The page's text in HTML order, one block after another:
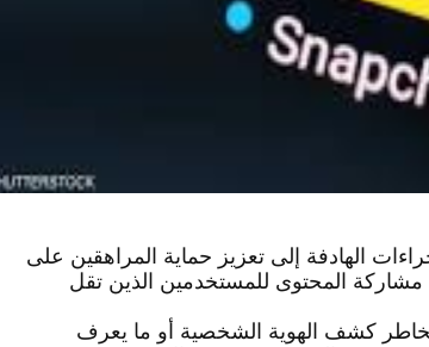
الهادفة إلى تعزيز حماية المراهقين على
المحتوى للمستخدمين الذين تقل
كشف الهوية الشخصية أو ما يعرف